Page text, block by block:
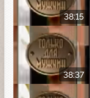
38:15
38:37